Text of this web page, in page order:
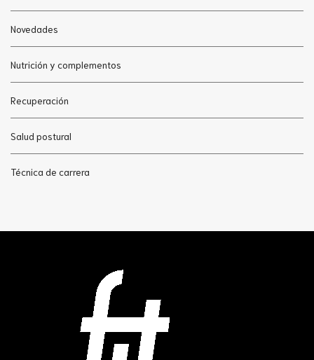
Novedades
Nutrición y complementos
Recuperación
Salud postural
Técnica de carrera